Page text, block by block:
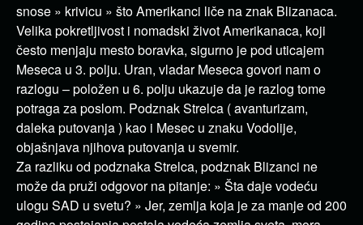
snose » krivicu » što Amerikanci liče na znak Blizanaca.
Velika pokretljivost i nomadski život Amerikanaca, koji
često menjaju mesto boravka, sigurno je pod uticajem
Meseca u 3. polju. Uran, vladar Meseca govori nam o
razlogu – položen u 6. polju ukazuje da je razlog tome
potraga za poslom. Podznak Strelca ( avanturizam,
daleka putovanja ) kao i Mesec u znaku Vodolije,
objašnjava njihova putovanja u svemir.
Za razliku od podznaka Strelca, podznak Blizanci ne
može da pruži odgovor na pitanje: » Šta daje vodeću
ulogu SAD u svetu? » Jer, zemlja koja je za manje od 200